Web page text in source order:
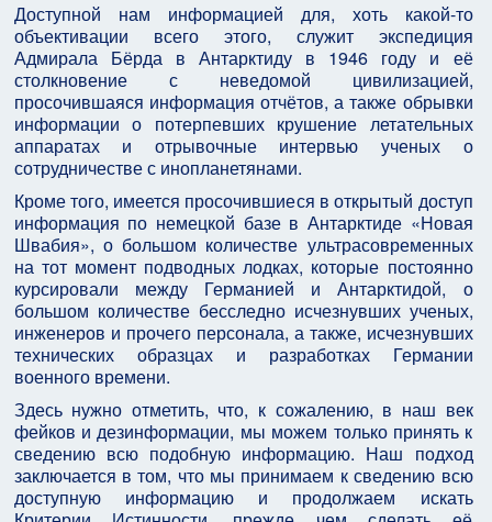
Доступной нам информацией для, хоть какой-то
объективации всего этого, служит экспедиция
Адмирала Бёрда в Антарктиду в 1946 году и её
столкновение с неведомой цивилизацией,
просочившаяся информация отчётов, а также обрывки
информации о потерпевших крушение летательных
аппаратах и отрывочные интервью ученых о
сотрудничестве с инопланетянами.
Кроме того, имеется просочившиеся в открытый доступ
информация по немецкой базе в Антарктиде «Новая
Швабия», о большом количестве ультрасовременных
на тот момент подводных лодках, которые постоянно
курсировали между Германией и Антарктидой, о
большом количестве бесследно исчезнувших ученых,
инженеров и прочего персонала, а также, исчезнувших
технических образцах и разработках Германии
военного времени.
Здесь нужно отметить, что, к сожалению, в наш век
фейков и дезинформации, мы можем только принять к
сведению всю подобную информацию. Наш подход
заключается в том, что мы принимаем к сведению всю
доступную информацию и продолжаем искать